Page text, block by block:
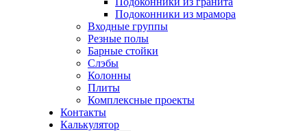
Подоконники из мрамора
Входные группы
Резные полы
Барные стойки
Слэбы
Колонны
Плиты
Комплексные проекты
Контакты
Калькулятор